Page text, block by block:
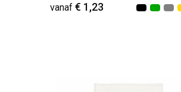
vanaf € 1,23